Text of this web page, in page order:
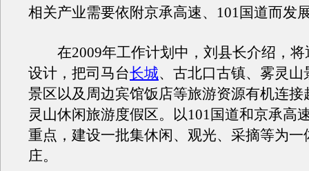
相关产业需要依附京承高速、101国道而发
在2009年工作计划中，刘县长介绍，将
设计，把司马台长城、古北口古镇、雾灵山
景区以及周边宾馆饭店等旅游资源有机连接
灵山休闲旅游度假区。以101国道和京承高
重点，建设一批集休闲、观光、采摘等为一
庄。